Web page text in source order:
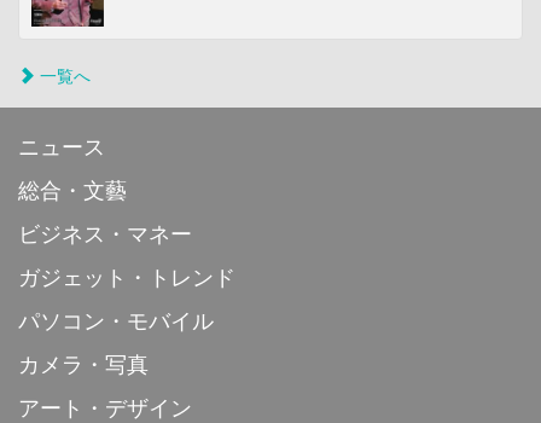
一覧へ
ニュース
総合・文藝
ビジネス・マネー
ガジェット・トレンド
パソコン・モバイル
カメラ・写真
アート・デザイン